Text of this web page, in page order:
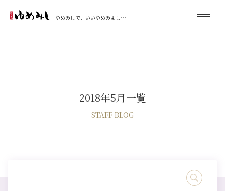
ゆめみしで、いいゆめみよし…
2018年5月一覧
STAFF BLOG